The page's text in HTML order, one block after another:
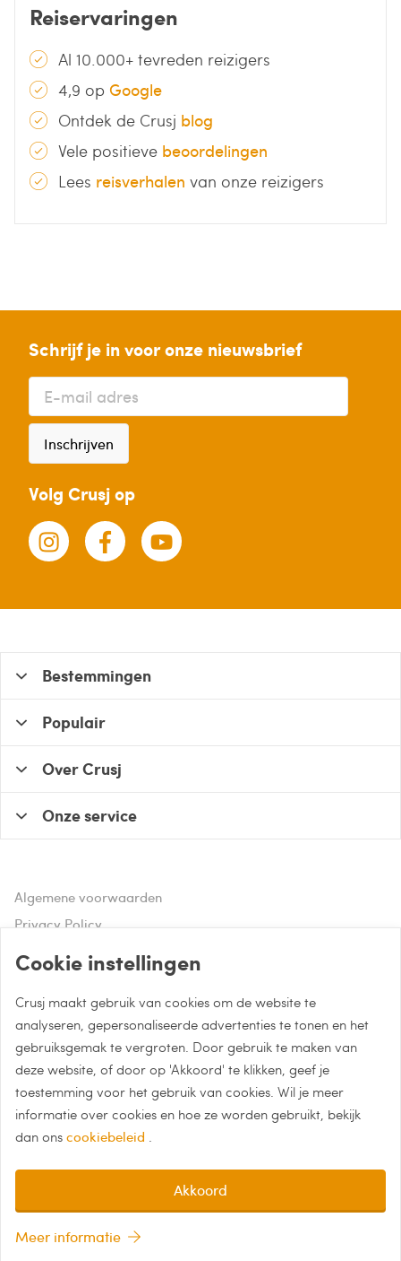
Reiservaringen
Al 10.000+ tevreden reizigers
4,9 op Google
Ontdek de Crusj blog
Vele positieve beoordelingen
Lees reisverhalen van onze reizigers
Schrijf je in voor onze nieuwsbrief
Inschrijven
Volg Crusj op
Hulp of advies nodig?
Bel naar 085 - 0043 015
Whatsapp met Crusj
info@crusj.com
Bestemmingen
Populair
Over Crusj
Onze service
Algemene voorwaarden
Privacy Policy
Disclaimer
Cookie instellingen
Crusj maakt gebruik van cookies om de website te
analyseren, gepersonaliseerde advertenties te tonen en het
gebruiksgemak te vergroten. Door gebruik te maken van
deze website, of door op 'Akkoord' te klikken, geef je
toestemming voor het gebruik van cookies. Wil je meer
informatie over cookies en hoe ze worden gebruikt, bekijk
dan ons cookiebeleid .
Akkoord
Meer informatie